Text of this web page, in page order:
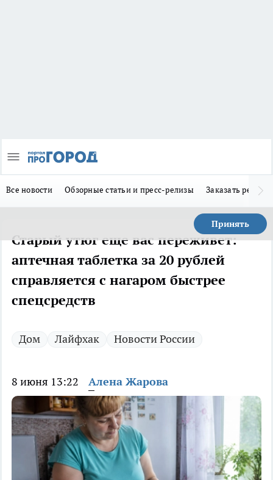
Все новости Обзорные статьи и пресс-релизы Заказать
Принять
Старый утюг еще вас переживет:
аптечная таблетка за 20 рублей
справляется с нагаром быстрее
спецсредств
Дом Лайфхак Новости России
8 июня 13:22 Алена Жарова